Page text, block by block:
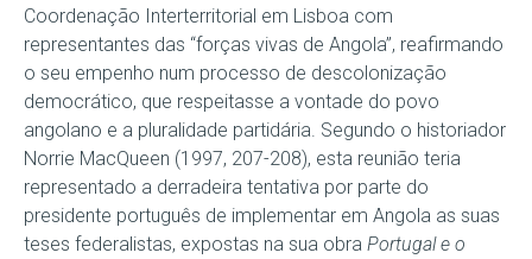
Coordenação Interterritorial em Lisboa com
representantes das “forças vivas de Angola”, reafirmando
o seu empenho num processo de descolonização
democrático, que respeitasse a vontade do povo
angolano e a pluralidade partidária. Segundo o historiador
Norrie MacQueen (1997, 207-208), esta reunião teria
representado a derradeira tentativa por parte do
presidente português de implementar em Angola as suas
teses federalistas, expostas na sua obra Portugal e o